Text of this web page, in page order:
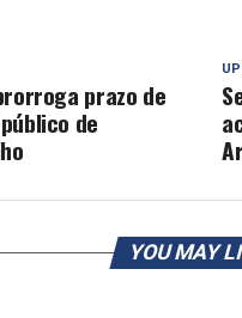
prazo de
de
YOU MAY